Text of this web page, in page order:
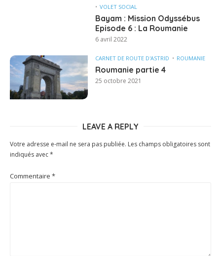
VOLET SOCIAL
Bayam : Mission Odyssébus
Episode 6 : La Roumanie
6 avril 2022
CARNET DE ROUTE D'ASTRID ROUMANIE
Roumanie partie 4
25 octobre 2021
LEAVE A REPLY
Votre adresse e-mail ne sera pas publiée. Les champs obligatoires sont
indiqués avec*
Commentaire *